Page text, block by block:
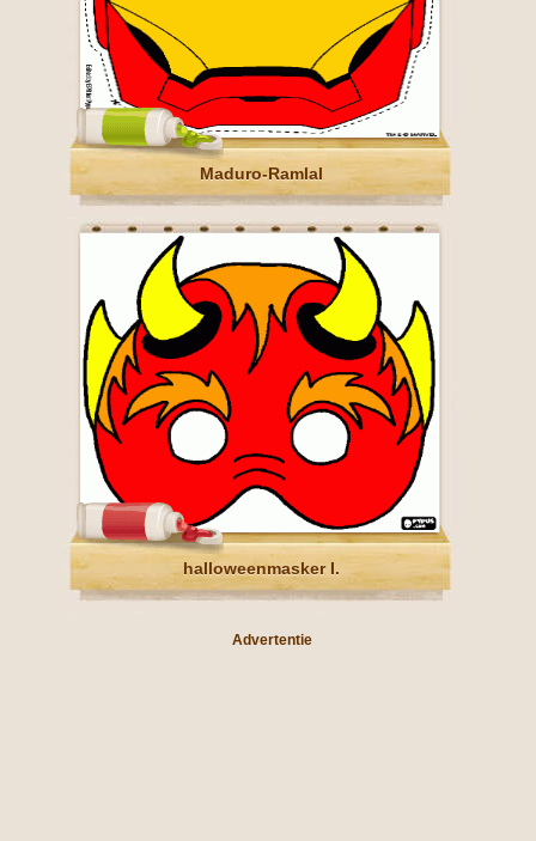
Maduro-Ramlal
halloweenmasker I.
Advertentie